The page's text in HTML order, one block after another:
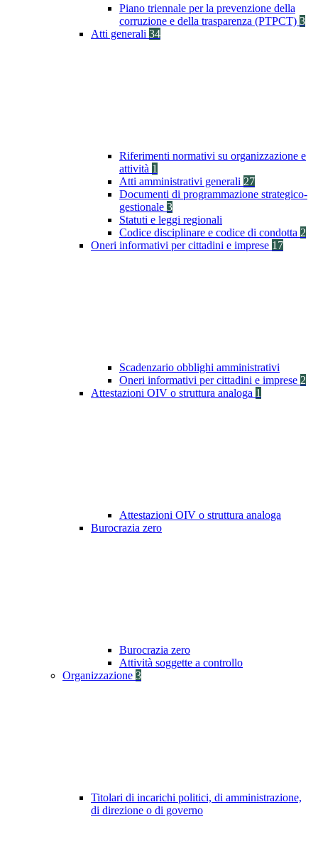
Piano triennale per la prevenzione della
corruzione e della trasparenza (PTPCT) 3
Atti generali 34
Riferimenti normativi su organizzazione e
attività 1
Atti amministrativi generali 27
Documenti di programmazione strategico-
gestionale 3
Statuti e leggi regionali
Codice disciplinare e codice di condotta 2
Oneri informativi per cittadini e imprese 17
Scadenzario obblighi amministrativi
Oneri informativi per cittadini e imprese 2
Attestazioni OIV o struttura analoga 1
Attestazioni OIV o struttura analoga
Burocrazia zero
Burocrazia zero
Attività soggette a controllo
Organizzazione 3
Titolari di incarichi politici, di amministrazione,
di direzione o di governo